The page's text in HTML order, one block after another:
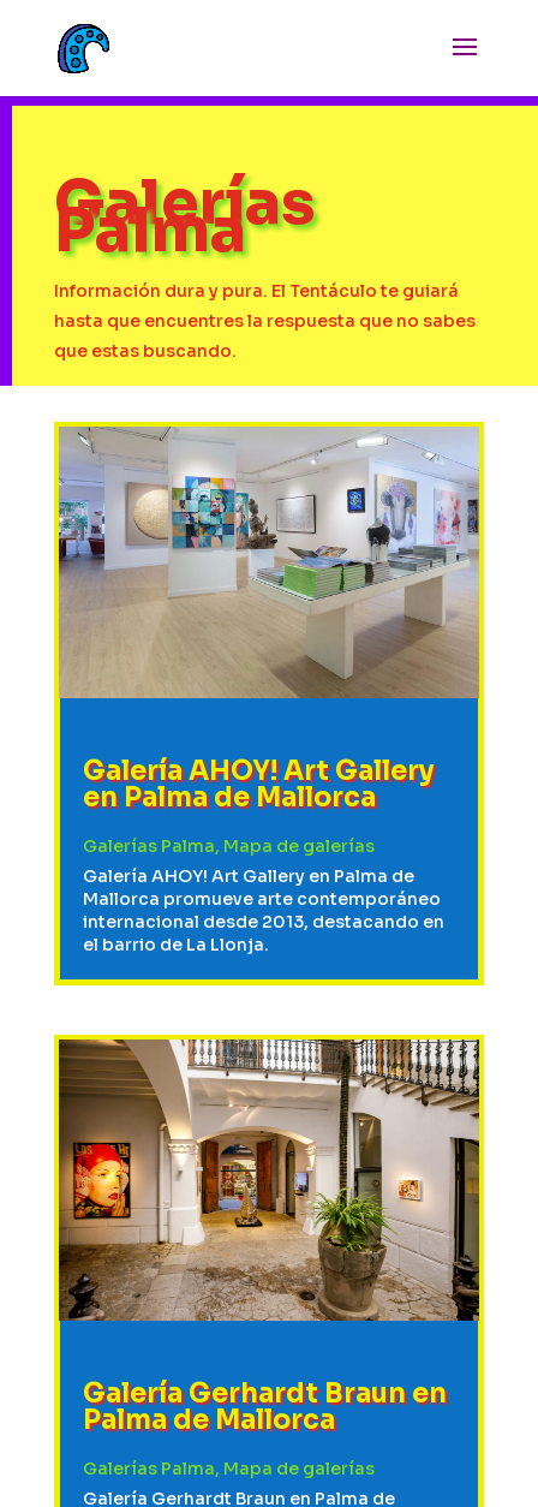
Galerías
Palma
Información dura y pura. El Tentáculo te guiará
hasta que encuentres la respuesta que no sabes
que estas buscando.
Galería AHOY! Art Gallery
en Palma de Mallorca
Galerías Palma, Mapa de galerías
Galería AHOY! Art Gallery en Palma de
Mallorca promueve arte contemporáneo
internacional desde 2013, destacando en
el barrio de La Llonja.
Galería Gerhardt Braun en
Palma de Mallorca
Galerías Palma, Mapa de galerías
Galería Gerhardt Braun en Palma de